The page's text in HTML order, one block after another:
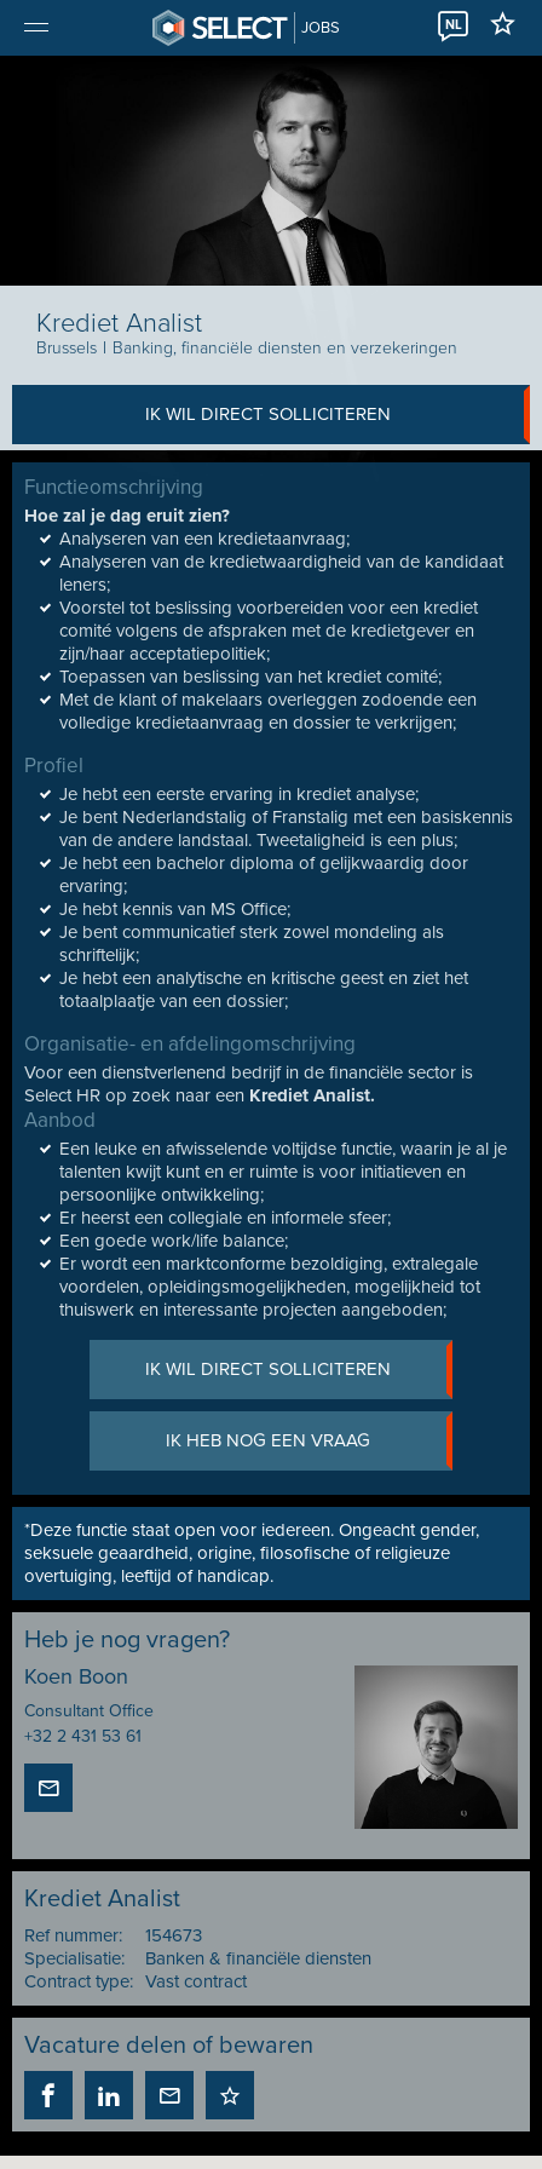
JOBS NL
Krediet Analist
Brussels I Banking, financiële diensten en verzekeringen
IK WIL DIRECT SOLLICITEREN
Functieomschrijving
Hoe zal je dag eruit zien?
Analyseren van een kredietaanvraag;
Analyseren van de kredietwaardigheid van de kandidaat
leners;
Voorstel tot beslissing voorbereiden voor een krediet
comité volgens de afspraken met de kredietgever en
zijn/haar acceptatiepolitiek;
Toepassen van beslissing van het krediet comité;
Met de klant of makelaars overleggen zodoende een
volledige kredietaanvraag en dossier te verkrijgen;
Profiel
Je hebt een eerste ervaring in krediet analyse;
Je bent Nederlandstalig of Franstalig met een basiskennis
van de andere landstaal. Tweetaligheid is een plus;
Je hebt een bachelor diploma of gelijkwaardig door
ervaring;
Je hebt kennis van MS Office;
Je bent communicatief sterk zowel mondeling als
schriftelijk;
Je hebt een analytische en kritische geest en ziet het
totaalplaatje van een dossier;
Organisatie- en afdelingomschrijving
Voor een dienstverlenend bedrijf in de financiële sector is
Select HR op zoek naar een Krediet Analist.
Aanbod
Een leuke en afwisselende voltijdse functie, waarin je al je
talenten kwijt kunt en er ruimte is voor initiatieven en
persoonlijke ontwikkeling;
Er heerst een collegiale en informele sfeer;
Een goede work/life balance;
Er wordt een marktconforme bezoldiging, extralegale
voordelen, opleidingsmogelijkheden, mogelijkheid tot
thuiswerk en interessante projecten aangeboden;
IK WIL DIRECT SOLLICITEREN
IK HEB NOG EEN VRAAG
*Deze functie staat open voor iedereen. Ongeacht gender,
seksuele geaardheid, origine, filosofische of religieuze
overtuiging, leeftijd of handicap.
Heb je nog vragen?
Koen Boon
Consultant Office
+32 2 431 53 61
Krediet Analist
Ref nummer:
154673
Specialisatie:
Banken & financiële diensten
Contract type: Vast contract
Vacature delen of bewaren